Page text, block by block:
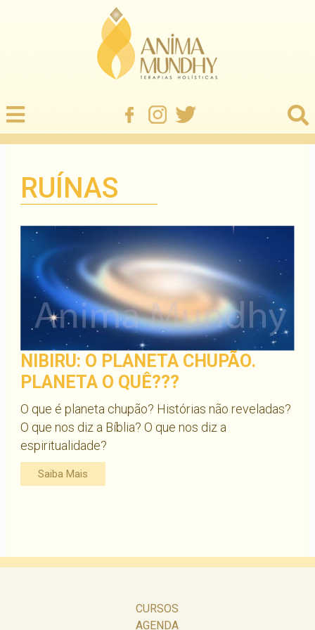
RUÍNAS
NIBIRU: O PLANETA CHUPÃO.
PLANETA O QUÊ???
O que é planeta chupão? Histórias não reveladas?
O que nos diz a Bíblia? O que nos diz a
espiritualidade?
Saiba Mais
CURSOS
AGENDA